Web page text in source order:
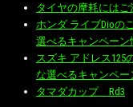
タイヤの摩耗にはご
ホンダ ライブDioの
選べるキャンペーン
スズキ アドレス
な選べるキャンペー
タマダカップ Rd3